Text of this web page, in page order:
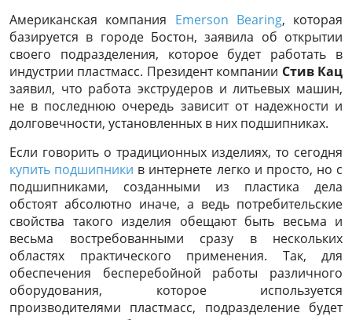
Американская компания Emerson Bearing, которая
базируется в городе Бостон, заявила об открытии
своего подразделения, которое будет работать в
индустрии пластмасс. Президент компании Стив Кац
заявил, что работа экструдеров и литьевых машин,
не в последнюю очередь зависит от надежности и
долговечности, установленных в них подшипниках.
Если говорить о традиционных изделиях, то сегодня
купить подшипники в интернете легко и просто, но с
подшипниками, созданными из пластика дела
обстоят абсолютно иначе, а ведь потребительские
свойства такого изделия обещают быть весьма и
весьма востребованными сразу в нескольких
областях практического применения. Так, для
обеспечения бесперебойной работы различного
оборудования, которое используется
производителями пластмасс, подразделение будет